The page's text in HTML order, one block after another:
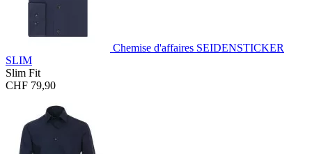
Chemise d'affaires SEIDENSTICKER
SLIM
Slim Fit
CHF 79,90